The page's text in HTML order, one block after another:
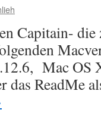
Capitain-
Mac OS
das ReadMe